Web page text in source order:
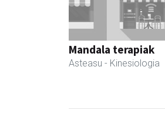
Mandala terapiak
Asteasu - Kinesiologia